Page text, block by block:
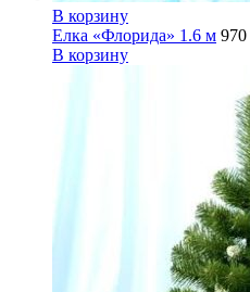
В корзину
Елка «Флорида» 1.6 м 970
В корзину